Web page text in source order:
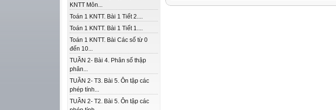
KNTT Môn...
Toán 1 KNTT. Bài 1 Tiết 2....
Toán 1 KNTT. Bài 1 Tiết 1....
Toán 1 KNTT. Bài Các số từ 0
đến 10...
TUẦN 2- Bài 4. Phân số thập
phân...
TUẦN 2- T3. Bài 5. Ôn tập các
phép tính...
TUẦN 2- T2. Bài 5. Ôn tập các